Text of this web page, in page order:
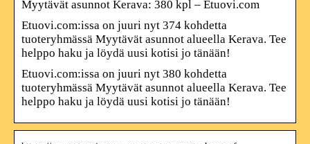
Myytävät asunnot Kerava: 380 kpl – Etuovi.com
Etuovi.com:issa on juuri nyt 374 kohdetta
tuoteryhmässä Myytävät asunnot alueella Kerava. Tee
helppo haku ja löydä uusi kotisi jo tänään!
Etuovi.com:issa on juuri nyt 380 kohdetta
tuoteryhmässä Myytävät asunnot alueella Kerava. Tee
helppo haku ja löydä uusi kotisi jo tänään!